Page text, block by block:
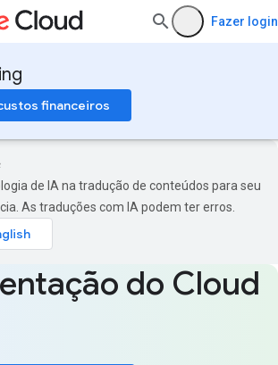
Fazer login
financeiros
de IA na tradução de conteúdos para seu
As traduções com IA podem ter erros.
do Cloud